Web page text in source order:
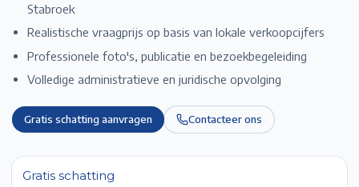
Stabroek
Realistische vraagprijs op basis van lokale verkoopcijfers
Professionele foto's, publicatie en bezoekbegeleiding
Volledige administratieve en juridische opvolging
Gratis schatting aanvragen Contacteer ons
Gratis schatting